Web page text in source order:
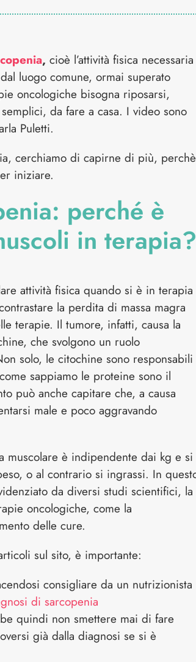
, cioè l’attività fisica necessaria
luogo comune, ormai superato
oncologiche bisogna riposarsi,
da fare a casa. I video sono
Puletti.
cerchiamo di capirne di più, perchè
iniziare.
perché è
in terapia?
attività fisica quando si è in terapia
la perdita di massa magra
terapie. Il tumore, infatti, causa la
che svolgono un ruolo
solo, le citochine sono responsabili
sappiamo le proteine sono il
può anche capitare che, a causa
male e poco aggravando
muscolare è indipendente dai kg e si
o al contrario si ingrassi. In
da diversi studi scientifici, la
oncologiche, come la
delle cure.
sul sito, è importante:
consigliare da un nutrizionista
di sarcopenia
quindi non smettere mai di fare
già dalla diagnosi se si è